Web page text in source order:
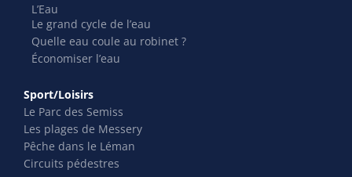
L’Eau
Le grand cycle de l’eau
Quelle eau coule au robinet ?
Économiser l’eau
Sport/Loisirs
Le Parc des Semiss
Les plages de Messery
Pêche dans le Léman
Circuits pédestres